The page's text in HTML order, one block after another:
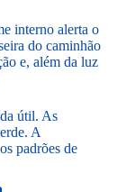
interno alerta o
do caminhão
e, além da luz
útil. As
A
padrões de